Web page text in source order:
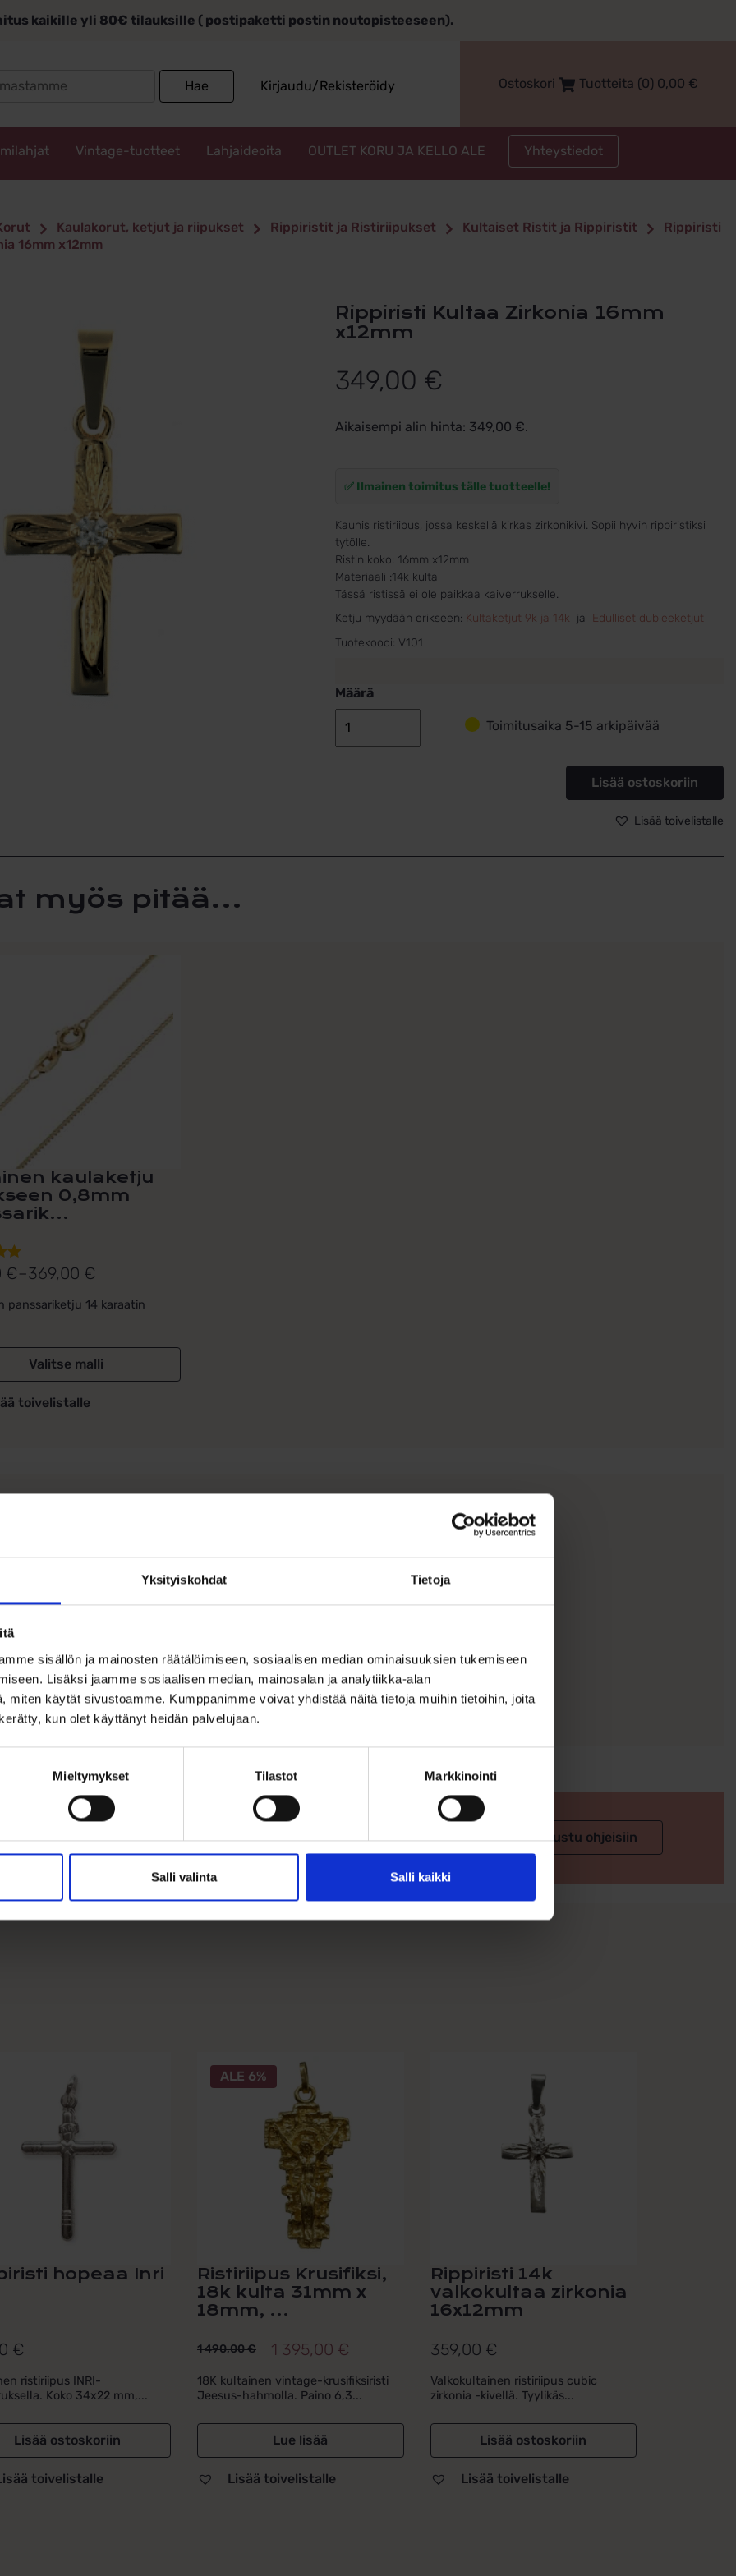
Yksityiskohdat Tietoja
sisällön ja mainosten räätälöimiseen, sosiaalisen median ominaisuuksien tukemiseen
Lisäksi jaamme sosiaalisen median, mainosalan ja analytiikka-alan
miten käytät sivustoamme. Kumppanimme voivat yhdistää näitä tietoja muihin tietoihin, joita
kun olet käyttänyt heidän palvelujaan.
Mieltymykset Tilastot Markkinointi
Salli valinta Salli kaikki
kaikille yli 80€ tilauksille ( postipaketti postin noutopisteeseen).
Hae Kirjaudu/Rekisteröidy Ostoskori Tuotteita (0) 0,00 €
Vintage-tuotteet Lahjaideoita OUTLET KORU JA KELLO ALE Yhteystiedot
Kaulakorut, ketjut ja riipukset Rippiristit ja Ristiriipukset Kultaiset Ristit ja Rippiristit
Rippiristi
16mm x12mm
Rippiristi Kultaa Zirkonia 16mm
x12mm
349,00 €
Aikaisempi alin hinta: 349,00 €.
✅ Ilmainen toimitus tälle tuotteelle!
Kaunis ristiriipus, jossa keskellä kirkas zirkonikivi. Sopii hyvin rippiristiksi
tytölle.
Ristin koko: 16mm x12mm
Materiaali :14k kulta
Tässä ristissä ei ole paikkaa kaiverrukselle.
Ketju myydään erikseen: Kultaketjut 9k ja 14k ja Edulliset dubleeketjut
Tuotekoodi: V101
Määrä
Rippiristi
Toimitusaika 5-15 arkipäivää
Lisää ostoskoriin
Lisää toivelistalle
ristiriipus, jossa keskellä kirkas zirkonikivi. Sopii hyvin rippiristiksi tytölle.
ilman ketjua.
myös pitää...
kaulaketju
0,8mm
€–369,00 €
€
€
panssariketju 14 karaatin
Valitse malli
toivelistalle
Ohjeita sormuksen tai korun koon valintaan Tutustu ohjeisiin
hopeaa Inri
€
ristiriipus INRI-
Koko 34x22 mm,...
Lisää ostoskoriin
toivelistalle
ALE 6%
Ristiriipus Krusifiksi,
18k kulta 31mm x
18mm, ...
1 490,00€
Alkuperäinen
hinta
oli:
1
490,00 €.
1 395,00 €
Nykyinen
hinta
on:
1
395,00 €.
18K kultainen vintage-krusifiksiristi
Jeesus-hahmolla. Paino 6,3...
Lue lisää
Lisää toivelistalle
Rippiristi 14k
valkokultaa zirkonia
16x12mm
359,00 €
Valkokultainen ristiriipus cubic
zirkonia -kivellä. Tyylikäs...
Lisää ostoskoriin
Lisää toivelistalle